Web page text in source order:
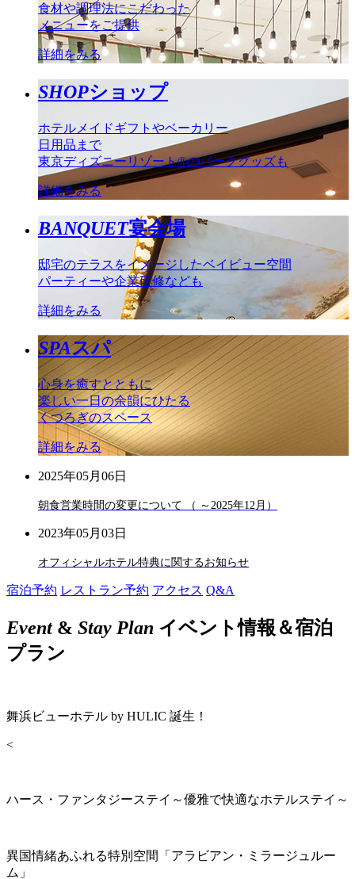
食材や調理法にこだわった
メニューをご提供
詳細をみる
SHOPショップ
ホテルメイドギフトやベーカリー
日用品まで
東京ディズニーリゾート®のパークグッズも
詳細をみる
BANQUET宴会場
邸宅のテラスをイメージしたベイビュー空間
パーティーや企業研修なども
詳細をみる
SPAスパ
心身を癒すとともに
楽しい一日の余韻にひたる
くつろぎのスペース
詳細をみる
2025年05月06日
朝食営業時間の変更について （ ～2025年12月）
2023年05月03日
オフィシャルホテル特典に関するお知らせ
宿泊予約 レストラン予約 アクセス Q&A
Event& Stay Plan イベント情報＆宿泊
プラン
舞浜ビューホテル by HULIC 誕生！
<
ハース・ファンタジーステイ～優雅で快適なホテルステイ～
異国情緒あふれる特別空間「アラビアン・ミラージュルー
ム」